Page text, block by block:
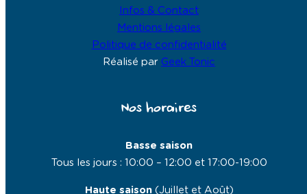
Infos & Contact
Mentions légales
Politique de confidentialité
Réalisé par Geek Tonic
Nos horaires
Basse saison
Tous les jours : 10:00 – 12:00 et 17:00-19:00
Haute saison(Juillet et Août)